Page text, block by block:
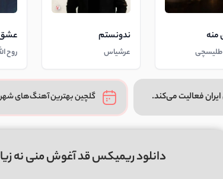
منه
طلیسچی
ندونستم
عرشیاس روح
فعالیت می‌کند. گلچین بهترین آهنگ‌های
دانلود ریمیکس قد آغوش منی نه